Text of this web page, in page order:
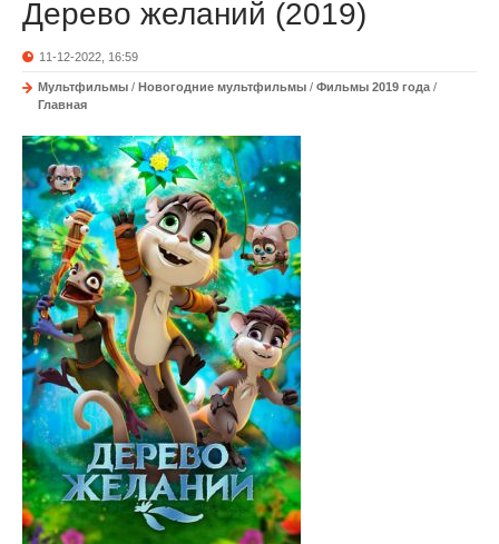
Дерево желаний (2019)
11-12-2022, 16:59
Мультфильмы / Новогодние мультфильмы / Фильмы 2019 года /
Главная